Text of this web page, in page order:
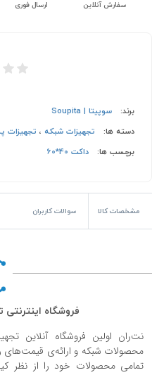
سفارش آنلاین ارسال فوری
برند:
سوپیتا | Soupita
دسته ها:
تجهیزات شبکه ، تجهیزات
برچسب ها:
داکت 40*60
مشخصات کالا سوالات کاربران
فروشگاه
نت‌ران اولین فروشگاه آنلاین
محصولات شبکه و ارائه‌ی قیمت‌های
تمامی محصولات خود را از نظر